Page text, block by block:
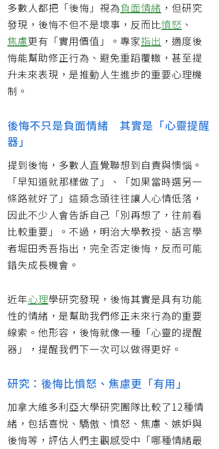
多數人都把「後悔」視為負面情緒 ，但研究
發現，後悔不但不是壞事，反而比憤怒 、
焦慮更有「實用價值」。專家指出 ，適度後
悔能幫助修正行為、避免重蹈覆轍，甚至提
升未來表現，是推動人生進步的重要心理機
制。
後悔不只是負面情緒 其實是「心靈提醒
器」
提到後悔，多數人直覺聯想到自責與懊惱。
「早知道就那樣做了」、「如果當時選另一
條路就好了」這類念頭往往讓人心情低落，
因此不少人會告訴自己「別再想了，往前看
比較重要」。不過，明治大學教授、語言學
者堀田秀吾指出，完全否定後悔，反而可能
錯失成長機會。
近年心理學研究發現，後悔其實是具有功能
性的情緒，是幫助我們修正未來行為的重要
線索。他形容，後悔就像一種「心靈的提醒
器」，提醒我們下一次可以做得更好。
研究：後悔比憤怒、焦慮更「有用」
加拿大維多利亞大學研究團隊比較了12種情
緒，包括喜悅、驕傲、憤怒、焦慮、嫉妒與
後悔等，評估人們主觀感受中「哪種情緒最